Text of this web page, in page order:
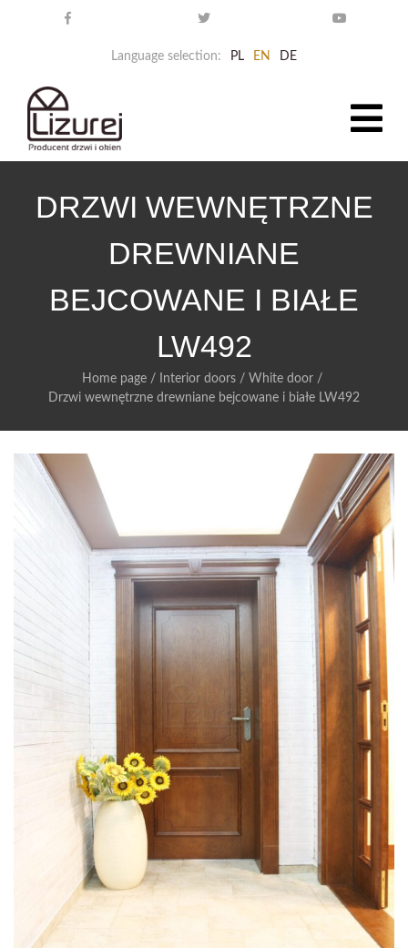
Language selection: PL EN DE
DRZWI WEWNĘTRZNE
DREWNIANE
BEJCOWANE I BIAŁE
LW492
Home page / Interior doors / White door /
Drzwi wewnętrzne drewniane bejcowane i białe LW492